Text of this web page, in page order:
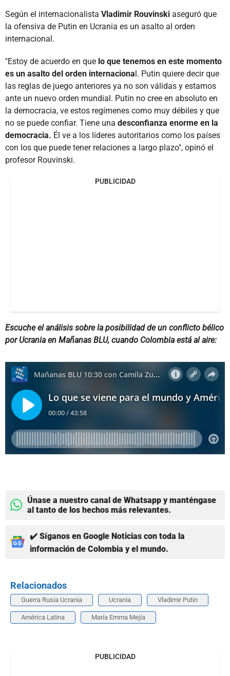
Según el internacionalista Vladimir Rouvinski aseguró que
la ofensiva de Putin en Ucrania es un asalto al orden
internacional.
"Estoy de acuerdo en que lo que tenemos en este momento
es un asalto del orden internacional. Putin quiere decir que
las reglas de juego anteriores ya no son válidas y estamos
ante un nuevo orden mundial. Putin no cree en absoluto en
la democracia, ve estos regímenes como muy débiles y que
no se puede confiar. Tiene una desconfianza enorme en la
democracia. Él ve a los líderes autoritarios como los países
con los que puede tener relaciones a largo plazo", opinó el
profesor Rouvinski.
PUBLICIDAD
Escuche el análisis sobre la posibilidad de un conflicto bélico
por Ucrania en Mañanas BLU, cuando Colombia está al aire:
Únase a nuestro canal de Whatsapp y manténgase
al tanto de los hechos más relevantes.
✔️ Síganos en Google Noticias con toda la
información de Colombia y el mundo.
Relacionados
Guerra Rusia Ucrania Ucrania Vladimir Putin
América Latina María Emma Mejía
PUBLICIDAD